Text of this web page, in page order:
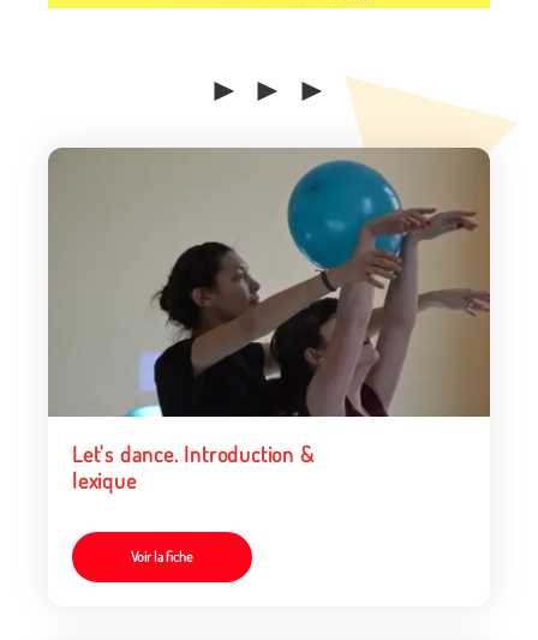
► ► ►
Let's dance. Introduction &
lexique
Voir la fiche